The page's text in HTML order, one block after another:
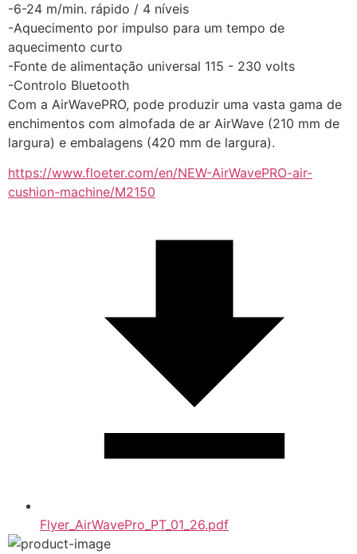
-6-24 m/min. rápido / 4 níveis
-Aquecimento por impulso para um tempo de
aquecimento curto
-Fonte de alimentação universal 115 - 230 volts
-Controlo Bluetooth
Com a AirWavePRO, pode produzir uma vasta gama de
enchimentos com almofada de ar AirWave (210 mm de
largura) e embalagens (420 mm de largura).
https://www.floeter.com/en/NEW-AirWavePRO-air-
cushion-machine/M2150
Flyer_AirWavePro_PT_01_26.pdf